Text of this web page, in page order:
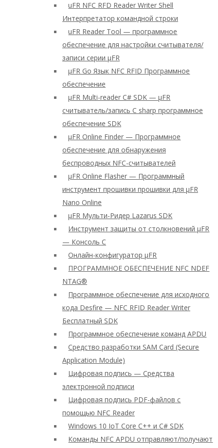
uFR NFC RFD Reader Writer Shell
Интерпретатор командной строки
uFR Reader Tool — программное
обеспечение для настройки считывателя/
записи серии μFR
μFR Go Язык NFC RFID Программное
обеспечение
μFR Multi-reader C# SDK — μFR
считыватель/запись C sharp программное
обеспечение SDK
μFR Online Finder — Программное
обеспечение для обнаружения
беспроводных NFC-считывателей
μFR Online Flasher — Программный
инструмент прошивки прошивки для μFR
Nano Online
μFR Мульти-Ридер Lazarus SDK
Инструмент защиты от столкновений μFR
— Консоль C
Онлайн-конфигуратор μFR
ПРОГРАММНОЕ ОБЕСПЕЧЕНИЕ NFC NDEF
NTAG®
Программное обеспечение для исходного
кода Desfire — NFC RFID Reader Writer
Бесплатный SDK
Программное обеспечение команд APDU
Средство разработки SAM Card (Secure
Application Module)
Цифровая подпись — Средства
электронной подписи
Цифровая подпись PDF-файлов с
помощью NFC Reader
Windows 10 IoT Core C++ и C# SDK
Команды NFC APDU отправляют/получают